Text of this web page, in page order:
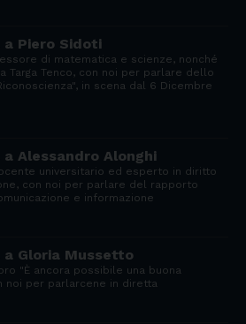
Piero Sidoti
di matematica e scienze, nonché
Targa Tenco, con noi per parlare dello
in scena dal 6 Dicembre
Alessandro Alonghi
universitario ed esperto in diritto
con noi per parlare del rapporto
e informazione
Gloria Mussetto
"È ancora possibile una buona
noi per parlarcene in diretta